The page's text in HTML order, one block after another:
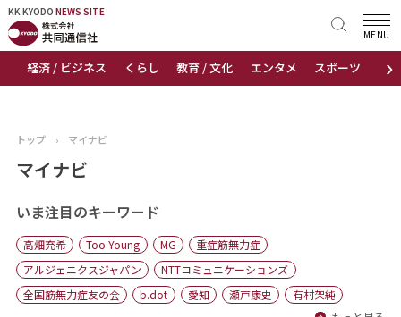
KK KYODO NEWS SITE
›
経済 / ビジネス くらし 教育 / 文化 エンタメ スポーツ 地域
MENU
KK KYODONEWS SITE
トップページ
ニュース
おすすめコンテンツ
出版物
会社概要
トップ › マイナビ
マイナビ
いま注目のキーワード
高畑充希 Too Young MG
重症筋無力症
アルジェニクスジャパン
NTTコミュニケーションズ
全国筋無力症友の会
b.dot 愛知 瀬戸康史
有村架純